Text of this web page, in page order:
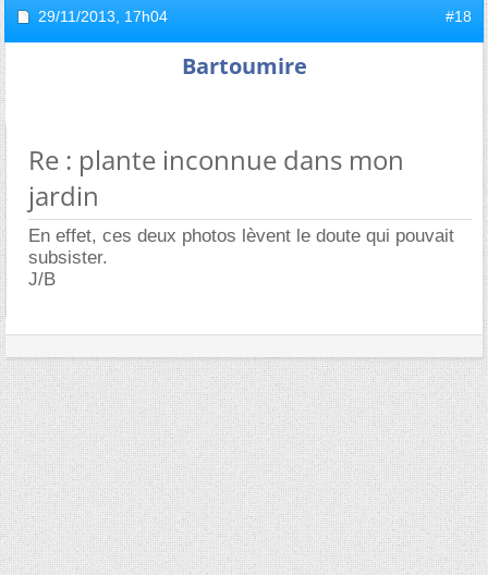
29/11/2013, 17h04 #18
Bartoumire
Re : plante inconnue dans mon
jardin
En effet, ces deux photos lèvent le doute qui pouvait
subsister.
J/B